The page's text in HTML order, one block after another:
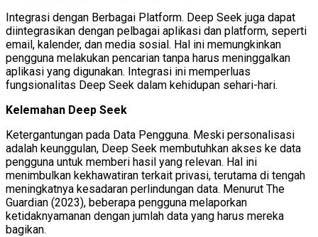
Integrasi dengan Berbagai Platform. Deep Seek juga dapat
diintegrasikan dengan pelbagai aplikasi dan platform, seperti
email, kalender, dan media sosial. Hal ini memungkinkan
pengguna melakukan pencarian tanpa harus meninggalkan
aplikasi yang digunakan. Integrasi ini memperluas
fungsionalitas Deep Seek dalam kehidupan sehari-hari.
Kelemahan Deep Seek
Ketergantungan pada Data Pengguna. Meski personalisasi
adalah keunggulan, Deep Seek membutuhkan akses ke data
pengguna untuk memberi hasil yang relevan. Hal ini
menimbulkan kekhawatiran terkait privasi, terutama di tengah
meningkatnya kesadaran perlindungan data. Menurut The
Guardian (2023), beberapa pengguna melaporkan
ketidaknyamanan dengan jumlah data yang harus mereka
bagikan.